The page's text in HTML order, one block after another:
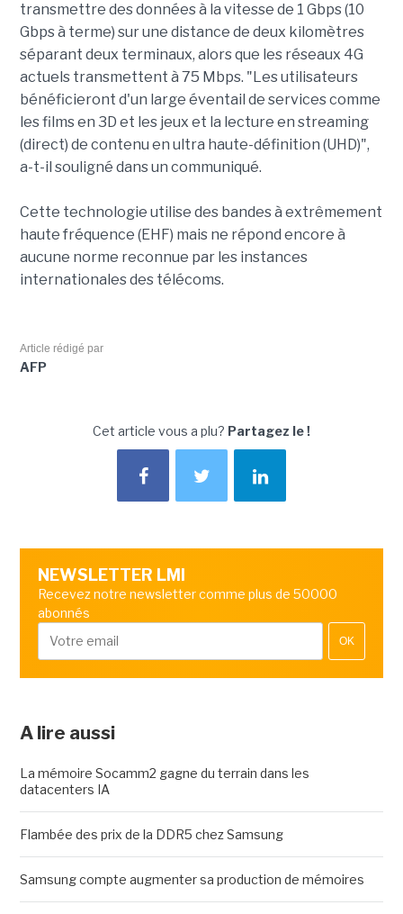
transmettre des données à la vitesse de 1 Gbps (10
Gbps à terme) sur une distance de deux kilomètres
séparant deux terminaux, alors que les réseaux 4G
actuels transmettent à 75 Mbps. "Les utilisateurs
bénéficieront d'un large éventail de services comme
les films en 3D et les jeux et la lecture en streaming
(direct) de contenu en ultra haute-définition (UHD)",
a-t-il souligné dans un communiqué.
Cette technologie utilise des bandes à extrêmement
haute fréquence (EHF) mais ne répond encore à
aucune norme reconnue par les instances
internationales des télécoms.
Article rédigé par
AFP
Cet article vous a plu? Partagez le !
NEWSLETTER LMI
Recevez notre newsletter comme plus de 50000
abonnés
OK
A lire aussi
La mémoire Socamm2 gagne du terrain dans les
datacenters IA
Flambée des prix de la DDR5 chez Samsung
Samsung compte augmenter sa production de mémoires